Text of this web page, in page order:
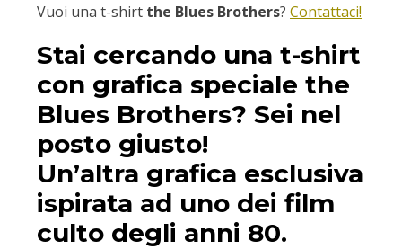
Vuoi una t-shirt the Blues Brothers? Contattaci!
Stai cercando una t-shirt
con grafica speciale the
Blues Brothers? Sei nel
posto giusto!
Un’altra grafica esclusiva
ispirata ad uno dei film
culto degli anni 80.